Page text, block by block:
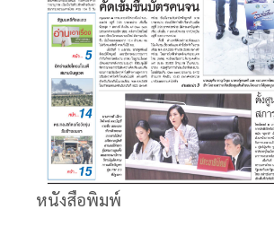
หนังสือพิมพ์